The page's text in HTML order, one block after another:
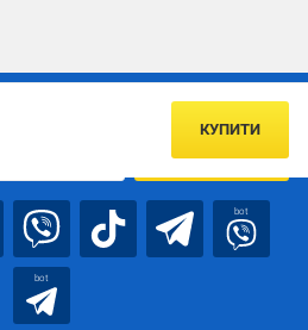
КУПИТИ
першим про акції та пропозиції
ПІДПИСАТИСЯ
bot
bot